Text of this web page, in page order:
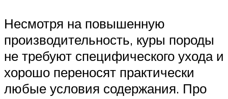
Несмотря на повышенную
производительность, куры породы
не требуют специфического ухода и
хорошо переносят практически
любые условия содержания. Про